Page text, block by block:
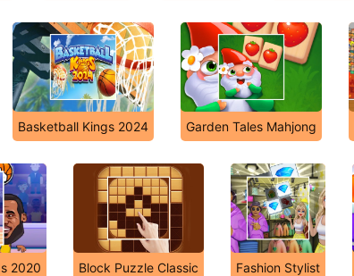
Basketball Kings 2024 Garden Tales Mahjong
2020 Block Puzzle Classic Fashion Stylist